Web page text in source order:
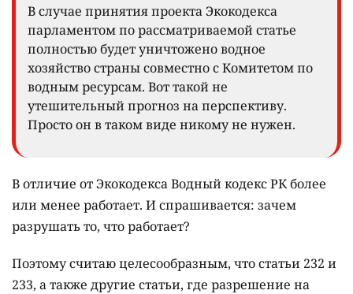
В случае принятия проекта Экокодекса
парламентом по рассматриваемой статье
полностью будет уничтожено водное
хозяйство страны совместно с Комитетом по
водным ресурсам. Вот такой не
утешительный прогноз на перспективу.
Просто он в таком виде никому не нужен.
В отличие от Экокодекса Водный кодекс РК более
или менее работает. И спрашивается: зачем
разрушать то, что работает?
Поэтому считаю целесообразным, что статьи 232 и
233, а также другие статьи, где разрешение на